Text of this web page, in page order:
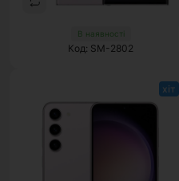
В наявності
Код: SM-2802
хіт